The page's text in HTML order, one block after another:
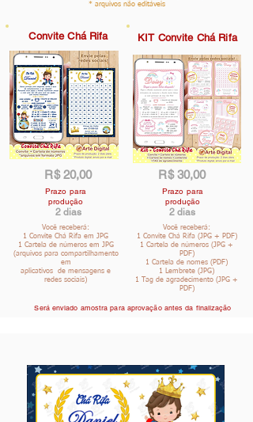
* arquivos não editáveis
Convite Chá Rifa
R$ 20,00
Prazo para
produção
2 dias
Você receberá:
1 Convite Chá Rifa em JPG
1 Cartela de números em JPG
(arquivos para compartilhamento
em
aplicativos de mensagens e
redes sociais)
KIT Convite Chá Rifa
R$ 30,00
Prazo para
produção
2 dias
Você receberá:
1 Convite Chá Rifa (JPG + PDF)
1 Cartela de números (JPG +
PDF)
1 Cartela de nomes (PDF)
1 Lembrete (JPG)
1 Tag de agradecimento (JPG +
PDF)
Será enviado amostra para aprovação antes da finalização